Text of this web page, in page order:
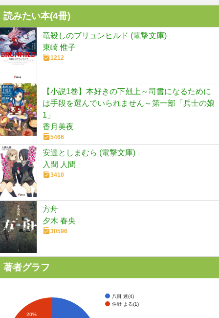
読みたい本(4冊)
竜殺しのブリュンヒルド (電撃文庫)
東崎 惟子
1212
【小説1巻】本好きの下剋上～司書になるために
は手段を選んでいられません～第一部「兵士の娘
1」
香月美夜
5466
安達としまむら (電撃文庫)
入間 人間
3410
方舟
夕木 春央
30596
著者グラフ
八目 迷(4)
住野 よる(1)
20%